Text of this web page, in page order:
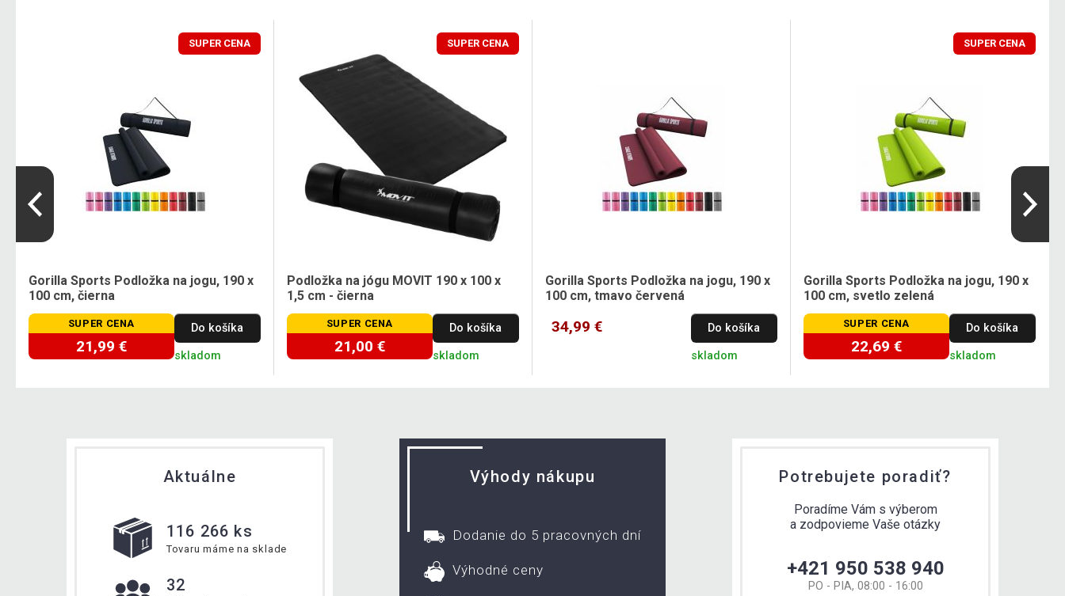
SUPER CENA
Gorilla Sports Podložka na jogu, 190 x
100 cm, čierna
SUPER CENA
21,99 €
Do košíka
skladom
SUPER CENA
Podložka na jógu MOVIT 190 x 100 x
1,5 cm - čierna
SUPER CENA
21,00 €
Do košíka
skladom
Gorilla Sports Podložka na jogu, 190 x
100 cm, tmavo červená
34,99 € Do košíka
skladom
SUPER CENA
Gorilla Sports Podložka na jogu, 190 x
100 cm, svetlo zelená
SUPER CENA
22,69 €
Do košíka
skladom
Aktuálne
116 266 ks
Tovaru máme na sklade
32
Výhody nákupu
Dodanie do 5 pracovných dní
Výhodné ceny
Potrebujete poradiť?
Poradíme Vám s výberom
a zodpovieme Vaše otázky
+421 950 538 940
PO - PIA, 08:00 - 16:00